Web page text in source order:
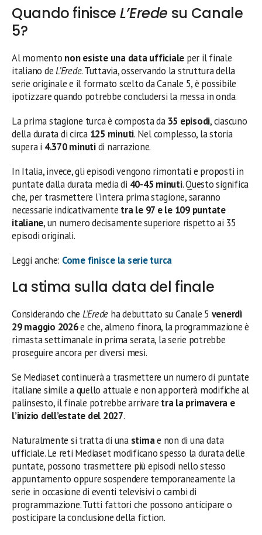
Quando finisce L’Erede su Canale
5?
Al momento non esiste una data ufficiale per il finale
italiano deL’Erede. Tuttavia, osservando la struttura della
serie originale e il formato scelto da Canale 5, è possibile
ipotizzare quando potrebbe concludersi la messa in onda.
La prima stagione turca è composta da 35 episodi, ciascuno
della durata di circa 125 minuti. Nel complesso, la storia
supera i 4.370 minutidi narrazione.
In Italia, invece, gli episodi vengono rimontati e proposti in
puntate dalla durata media di 40-45 minuti. Questo significa
che, per trasmettere l’intera prima stagione, saranno
necessarie indicativamente tra le 97 e le 109 puntate
italiane, un numero decisamente superiore rispetto ai 35
episodi originali.
Leggi anche: Come finisce la serie turca
La stima sulla data del finale
Considerando che L’Erede ha debuttato su Canale 5 venerdì
29 maggio 2026e che, almeno finora, la programmazione è
rimasta settimanale in prima serata, la serie potrebbe
proseguire ancora per diversi mesi.
Se Mediaset continuerà a trasmettere un numero di puntate
italiane simile a quello attuale e non apporterà modifiche al
palinsesto, il finale potrebbe arrivare tra la primavera e
l’inizio dell’estate del 2027.
Naturalmente si tratta di una stimae non di una data
ufficiale. Le reti Mediaset modificano spesso la durata delle
puntate, possono trasmettere più episodi nello stesso
appuntamento oppure sospendere temporaneamente la
serie in occasione di eventi televisivi o cambi di
programmazione. Tutti fattori che possono anticipare o
posticipare la conclusione della fiction.